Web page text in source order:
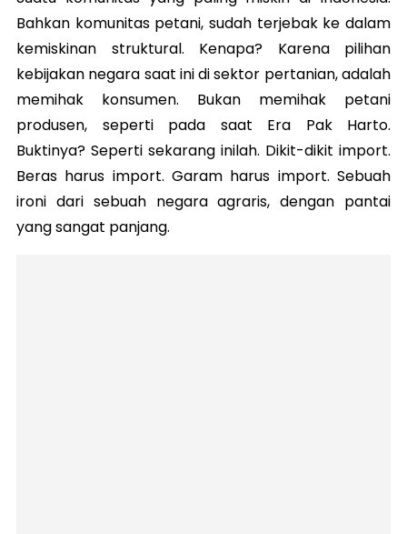
Bahkan komunitas petani, sudah terjebak ke dalam
kemiskinan struktural. Kenapa? Karena pilihan
kebijakan negara saat ini di sektor pertanian, adalah
memihak konsumen. Bukan memihak petani
produsen, seperti pada saat Era Pak Harto.
Buktinya? Seperti sekarang inilah. Dikit-dikit import.
Beras harus import. Garam harus import. Sebuah
ironi dari sebuah negara agraris, dengan pantai
yang sangat panjang.